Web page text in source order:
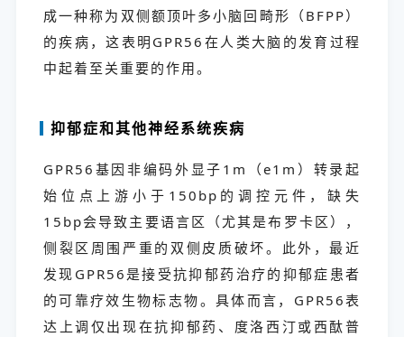
成一种称为双侧额顶叶多小脑回畸形（BFPP）
的疾病，这表明GPR56在人类大脑的发育过程
中起着至关重要的作用。
抑郁症和其他神经系统疾病
GPR56基因非编码外显子1m（e1m）转录起
始位点上游小于150bp的调控元件，缺失
15bp会导致主要语言区（尤其是布罗卡区），
侧裂区周围严重的双侧皮质破坏。此外，最近
发现GPR56是接受抗抑郁药治疗的抑郁症患者
的可靠疗效生物标志物。具体而言，GPR56表
达上调仅出现在抗抑郁药、度洛西汀或西酞普